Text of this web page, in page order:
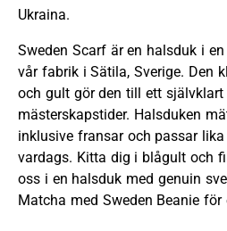
Ukraina.
Sweden Scarf är en halsduk i
vår fabrik i Sätila, Sverige. Den
och gult gör den till ett självklart
mästerskapstider. Halsduken
inklusive fransar och passar
vardags. Kitta dig i blågult och
oss i en halsduk med genuin
Matcha med Sweden Beanie